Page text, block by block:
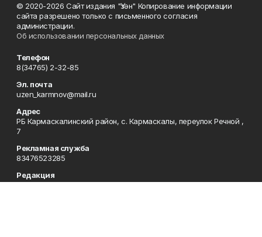
© 2020-2026 Сайт издания "Үзән" Копирование информации
сайта разрешено только с письменного согласия
администрации.
Об использовании персональных данных
Телефон
8(34765) 2-32-85
Эл. почта
uzen_karmnov@mail.ru
Адрес
РБ Кармаскалинский район, с. Кармаскалы, переулок Речной ,
7
Рекламная служба
83476523285
Редакция
83476523283